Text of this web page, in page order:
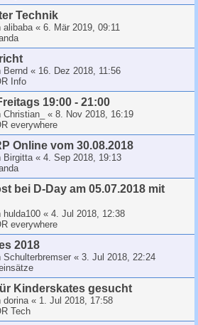
Technik
alibaba« 6. Mär 2019, 09:11
Bernd « 16. Dez 2018, 11:56
Info
19:00 - 21:00
Christian_ « 8. Nov 2018, 16:19
everywhere
Online vom 30.08.2018
Birgitta« 4. Sep 2018, 19:13
bei D-Day am 05.07.2018 mit
hulda100 « 4. Jul 2018, 12:38
everywhere
2018
Schulterbremser « 3. Jul 2018, 22:24
Kinderskates gesucht
dorina« 1. Jul 2018, 17:58
Tech